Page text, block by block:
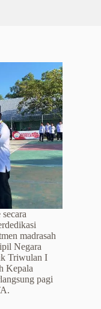
madrasah
Negara
Triwulan I
Kepala
pagi